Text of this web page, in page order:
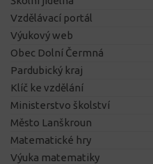
Vzdělávací portál
Výukový web
Obec Dolní Čermná
Pardubický kraj
Klíč ke vzdělání
Ministerstvo školství
Město Lanškroun
Matematické hry
Výuka matematiky